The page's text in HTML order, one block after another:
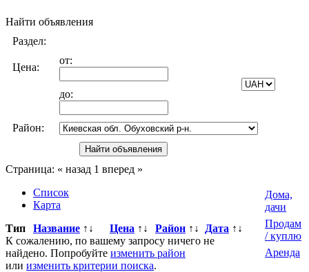
Найти объявления
Раздел:
Цена:
от:
до:
Район:
Страница: « назад 1 вперед »
Список
Карта
Тип
Название ↑↓ Цена ↑↓ Район ↑↓ Дата ↑↓
К сожалению, по вашему запросу ничего не
найдено. Попробуйте изменить район
или изменить критерии поиска.
Дома,
дачи
Продам
/ куплю
Аренда